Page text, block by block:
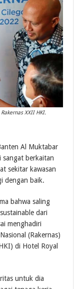
XXII HKI.
Al Muktabar
sangat berkaitan
sekitar kawasan
dengan baik.
bahwa saling
dari
menghadiri
(Rakernas)
di Hotel Royal
untuk dia